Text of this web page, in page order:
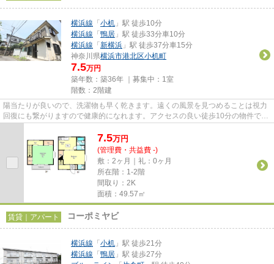
横浜線 「 小机 」駅 徒歩10分
横浜線 「 鴨居 」駅 徒歩33分車10分
横浜線 「 新横浜 」駅 徒歩37分車15分
神奈川県横浜市港北区小机町
7.5万円
築年数：築36年 ｜募集中： 1室
階数：2階建
陽当たりが良いので、洗濯物も早く乾きます。遠くの風景を見つめることは視力
回復にも繋がりますので健康的になれます。アクセスの良い徒歩10分の物件で
7.5万円
(管理費・共益費 -)
敷：2ヶ月｜礼：0ヶ月
所在階：1-2階
間取り：2K
面積：49.57㎡
賃貸｜アパート コーポミヤビ
横浜線 「 小机 」駅 徒歩21分
横浜線 「 鴨居 」駅 徒歩27分